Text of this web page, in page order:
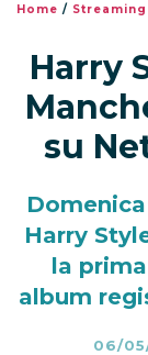
Home / Streaming
Harry
su
Harry
la
album
06/